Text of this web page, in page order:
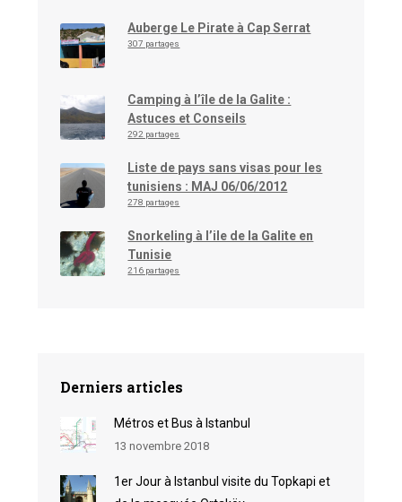
Auberge Le Pirate à Cap Serrat
307 partages
Camping à l’île de la Galite :
Astuces et Conseils
292 partages
Liste de pays sans visas pour les
tunisiens : MAJ 06/06/2012
278 partages
Snorkeling à l’ile de la Galite en
Tunisie
216 partages
Derniers articles
Métros et Bus à Istanbul
13 novembre 2018
1er Jour à Istanbul visite du Topkapi et